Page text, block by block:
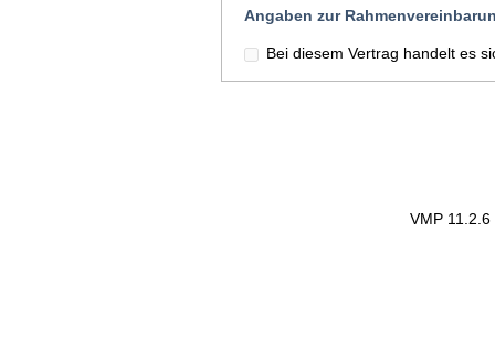
Angaben zur
Bei diesem Vertrag handelt es
VMP